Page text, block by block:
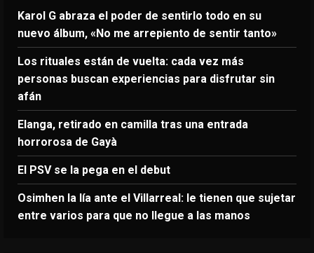
Karol G abraza el poder de sentirlo todo en su
nuevo álbum, «No me arrepiento de sentir tanto»
Los rituales están de vuelta: cada vez más
personas buscan experiencias para disfrutar sin
afán
Elanga, retirado en camilla tras una entrada
horrorosa de Gayà
El PSV se la pega en el debut
Osimhen la lía ante el Villarreal: le tienen que sujetar
entre varios para que no llegue a las manos